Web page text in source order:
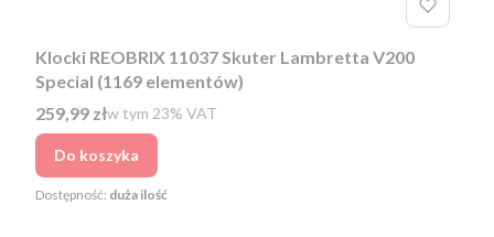
Klocki REOBRIX 11037 Skuter Lambretta V200
Special (1169 elementów)
Cena brutto
259,99 złw tym %s VAT
w tym 23% VAT
Do koszyka
Dostępność: duża ilość